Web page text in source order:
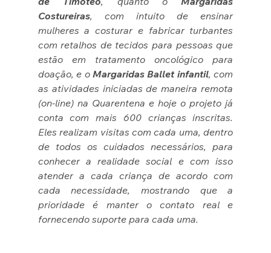
Costureiras, com intuito de ensinar
mulheres a costurar e fabricar turbantes
com retalhos de tecidos para pessoas que
estão em tratamento oncológico para
doação, e o Margaridas Ballet infantil, com
as atividades iniciadas de maneira remota
(on-line) na Quarentena e hoje o projeto já
conta com mais 600 crianças inscritas.
Eles realizam visitas com cada uma, dentro
de todos os cuidados necessários, para
conhecer a realidade social e com isso
atender a cada criança de acordo com
cada necessidade, mostrando que a
prioridade é manter o contato real e
fornecendo suporte para cada uma.